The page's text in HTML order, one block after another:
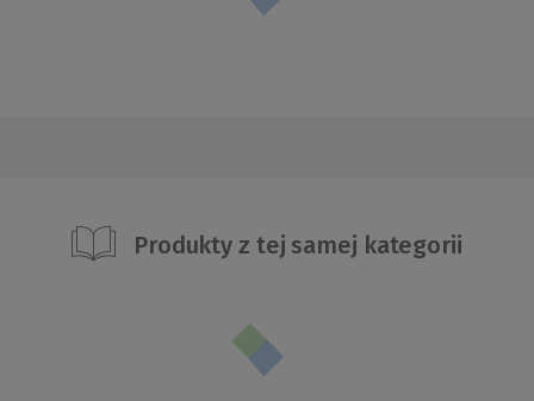
Produkty z tej samej kategorii